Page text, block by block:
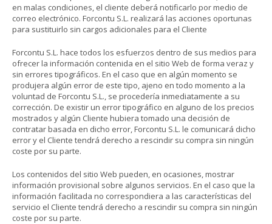
en malas condiciones, el cliente deberá notificarlo por medio de
correo electrónico. Forcontu S.L. realizará las acciones oportunas
para sustituirlo sin cargos adicionales para el Cliente
Forcontu S.L. hace todos los esfuerzos dentro de sus medios para
ofrecer la información contenida en el sitio Web de forma veraz y
sin errores tipográficos. En el caso que en algún momento se
produjera algún error de este tipo, ajeno en todo momento a la
voluntad de Forcontu S.L., se procedería inmediatamente a su
corrección. De existir un error tipográfico en alguno de los precios
mostrados y algún Cliente hubiera tomado una decisión de
contratar basada en dicho error, Forcontu S.L. le comunicará dicho
error y el Cliente tendrá derecho a rescindir su compra sin ningún
coste por su parte.
Los contenidos del sitio Web pueden, en ocasiones, mostrar
información provisional sobre algunos servicios. En el caso que la
información facilitada no correspondiera a las características del
servicio el Cliente tendrá derecho a rescindir su compra sin ningún
coste por su parte.